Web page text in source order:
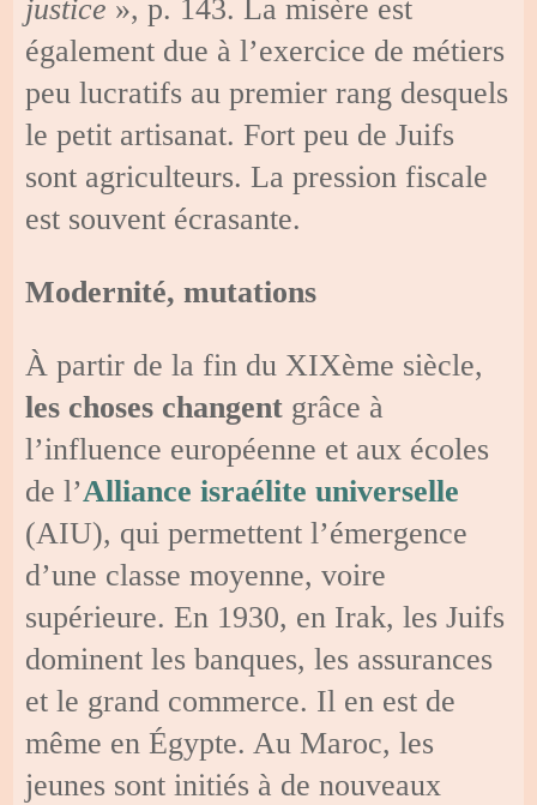
justice », p. 143. La misère est
également due à l’exercice de métiers
peu lucratifs au premier rang desquels
le petit artisanat. Fort peu de Juifs
sont agriculteurs. La pression fiscale
est souvent écrasante.
Modernité, mutations
À partir de la fin du XIXème siècle,
les choses changent grâce à
l’influence européenne et aux écoles
de l’Alliance israélite universelle
(AIU), qui permettent l’émergence
d’une classe moyenne, voire
supérieure. En 1930, en Irak, les Juifs
dominent les banques, les assurances
et le grand commerce. Il en est de
même en Égypte. Au Maroc, les
jeunes sont initiés à de nouveaux